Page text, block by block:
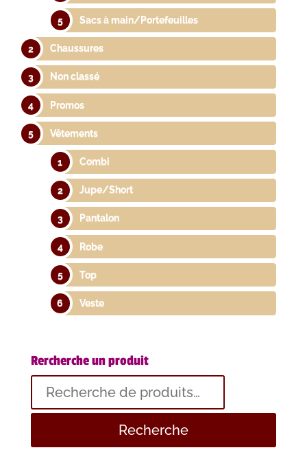
Sacs à main/Portefeuilles
Chaussures
Non classé
Promos
Vêtements
Combi
Jupe/Short
Pantalon
Robe
Top
Veste
Rercherche un produit
pour :